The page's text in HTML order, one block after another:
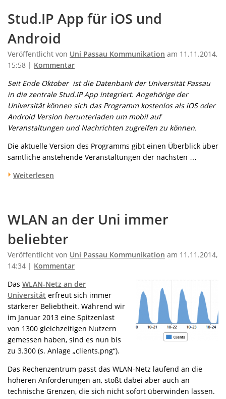
Stud.IP App für iOS und
Android
Veröffentlicht von Uni Passau Kommunikation am 11.11.2014,
15:58 | Kommentar
Seit Ende Oktober ist die Datenbank der Universität Passau
in die zentrale Stud.IP App integriert. Angehörige der
Universität können sich das Programm kostenlos als iOS oder
Android Version herunterladen um mobil auf
Veranstaltungen und Nachrichten zugreifen zu können.
Die aktuelle Version des Programms gibt einen Überblick über
sämtliche anstehende Veranstaltungen der nächsten …
Weiterlesen
WLAN an der Uni immer
beliebter
Veröffentlicht von Uni Passau Kommunikation am 11.11.2014,
14:34 | Kommentar
Das WLAN-Netz an der
Universität erfreut sich immer
stärkerer Beliebtheit. Während wir
im Januar 2013 eine Spitzenlast
von 1300 gleichzeitigen Nutzern
gemessen haben, sind es nun bis
zu 3.300 (s. Anlage „clients.png“).
Das Rechenzentrum passt das WLAN-Netz laufend an die
höheren Anforderungen an, stößt dabei aber auch an
technische Grenzen, die sich nicht sofort überwinden lassen.